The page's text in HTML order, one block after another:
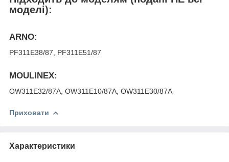
моделі):
ARNO:
PF311E38/87, PF311E51/87
MOULINEX:
OW311E32/87A, OW311E10/87A, OW311E30/87A
Приховати
Характеристики